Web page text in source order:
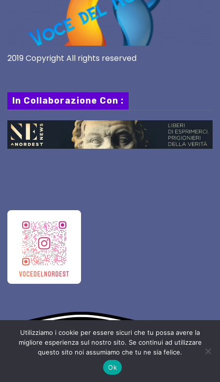
2019 Copyright All rights reserved
In Collaborazione Con :
Utilizziamo i cookie per essere sicuri che tu possa avere la
migliore esperienza sul nostro sito. Se continui ad utilizzare
questo sito noi assumiamo che tu ne sia felice.
Ok